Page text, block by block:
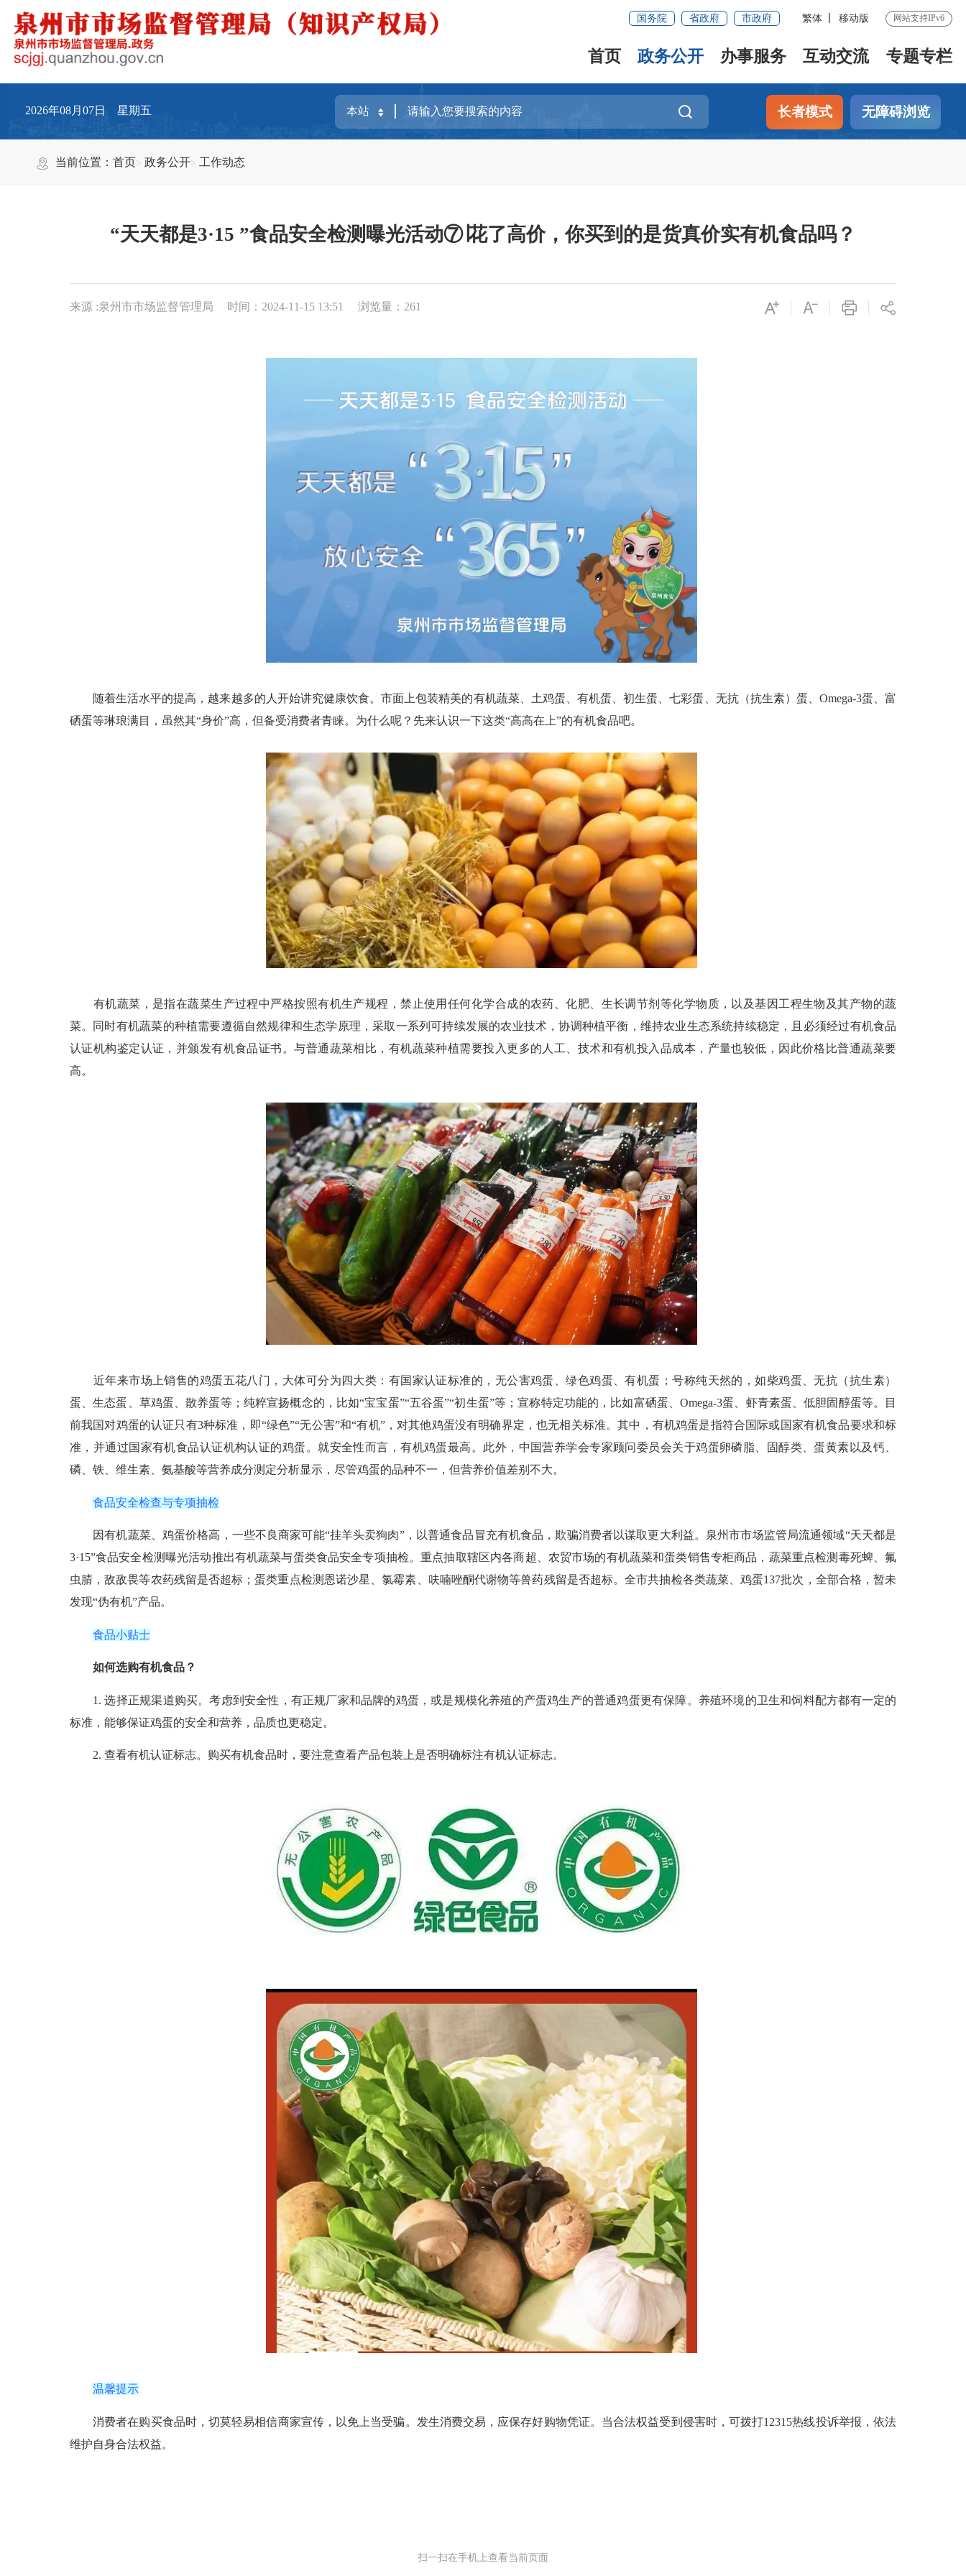
国务院 省政府 市政府 繁体 移动版 网站支持IPv6
首页 政务公开 办事服务 互动交流 专题专栏
2026年08月07日 星期五 长者模式 无障碍浏览
当前位置：首页 政务公开 工作动态
“天天都是3·15 ”食品安全检测曝光活动⑦∣花了高价，你买到的是货真价实有机食品吗？
来源 :泉州市市场监督管理局 时间：2024-11-15 13:51 浏览量： 261
随着生活水平的提高，越来越多的人开始讲究健康饮食。市面上包装精美的有机蔬菜、土鸡蛋、有机蛋、初生蛋、七彩蛋、无抗（抗生素）蛋、Omega-3蛋、富
硒蛋等琳琅满目，虽然其“身价”高，但备受消费者青睐。为什么呢？先来认识一下这类“高高在上”的有机食品吧。
有机蔬菜，是指在蔬菜生产过程中严格按照有机生产规程，禁止使用任何化学合成的农药、化肥、生长调节剂等化学物质，以及基因工程生物及其产物的蔬
菜。同时有机蔬菜的种植需要遵循自然规律和生态学原理，采取一系列可持续发展的农业技术，协调种植平衡，维持农业生态系统持续稳定，且必须经过有机食品
认证机构鉴定认证，并颁发有机食品证书。与普通蔬菜相比，有机蔬菜种植需要投入更多的人工、技术和有机投入品成本，产量也较低，因此价格比普通蔬菜要
高。
近年来市场上销售的鸡蛋五花八门，大体可分为四大类：有国家认证标准的，无公害鸡蛋、绿色鸡蛋、有机蛋；号称纯天然的，如柴鸡蛋、无抗（抗生素）
蛋、生态蛋、草鸡蛋、散养蛋等；纯粹宣扬概念的，比如“宝宝蛋”“五谷蛋”“初生蛋”等；宣称特定功能的，比如富硒蛋、Omega-3蛋、虾青素蛋、低胆固醇蛋等。目
前我国对鸡蛋的认证只有3种标准，即“绿色”“无公害”和“有机”，对其他鸡蛋没有明确界定，也无相关标准。其中，有机鸡蛋是指符合国际或国家有机食品要求和标
准，并通过国家有机食品认证机构认证的鸡蛋。就安全性而言，有机鸡蛋最高。此外，中国营养学会专家顾问委员会关于鸡蛋卵磷脂、固醇类、蛋黄素以及钙、
磷、铁、维生素、氨基酸等营养成分测定分析显示，尽管鸡蛋的品种不一，但营养价值差别不大。
食品安全检查与专项抽检
因有机蔬菜、鸡蛋价格高，一些不良商家可能“挂羊头卖狗肉”，以普通食品冒充有机食品，欺骗消费者以谋取更大利益。泉州市市场监管局流通领域“天天都是
3·15”食品安全检测曝光活动推出有机蔬菜与蛋类食品安全专项抽检。重点抽取辖区内各商超、农贸市场的有机蔬菜和蛋类销售专柜商品，蔬菜重点检测毒死蜱、氟
虫腈，敌敌畏等农药残留是否超标；蛋类重点检测恩诺沙星、氯霉素、呋喃唑酮代谢物等兽药残留是否超标。全市共抽检各类蔬菜、鸡蛋137批次，全部合格，暂未
发现“伪有机”产品。
食品小贴士
如何选购有机食品？
1. 选择正规渠道购买。考虑到安全性，有正规厂家和品牌的鸡蛋，或是规模化养殖的产蛋鸡生产的普通鸡蛋更有保障。养殖环境的卫生和饲料配方都有一定的
标准，能够保证鸡蛋的安全和营养，品质也更稳定。
2. 查看有机认证标志。购买有机食品时，要注意查看产品包装上是否明确标注有机认证标志。
温馨提示
消费者在购买食品时，切莫轻易相信商家宣传，以免上当受骗。发生消费交易，应保存好购物凭证。当合法权益受到侵害时，可拨打12315热线投诉举报，依法
维护自身合法权益。
扫一扫在手机上查看当前页面